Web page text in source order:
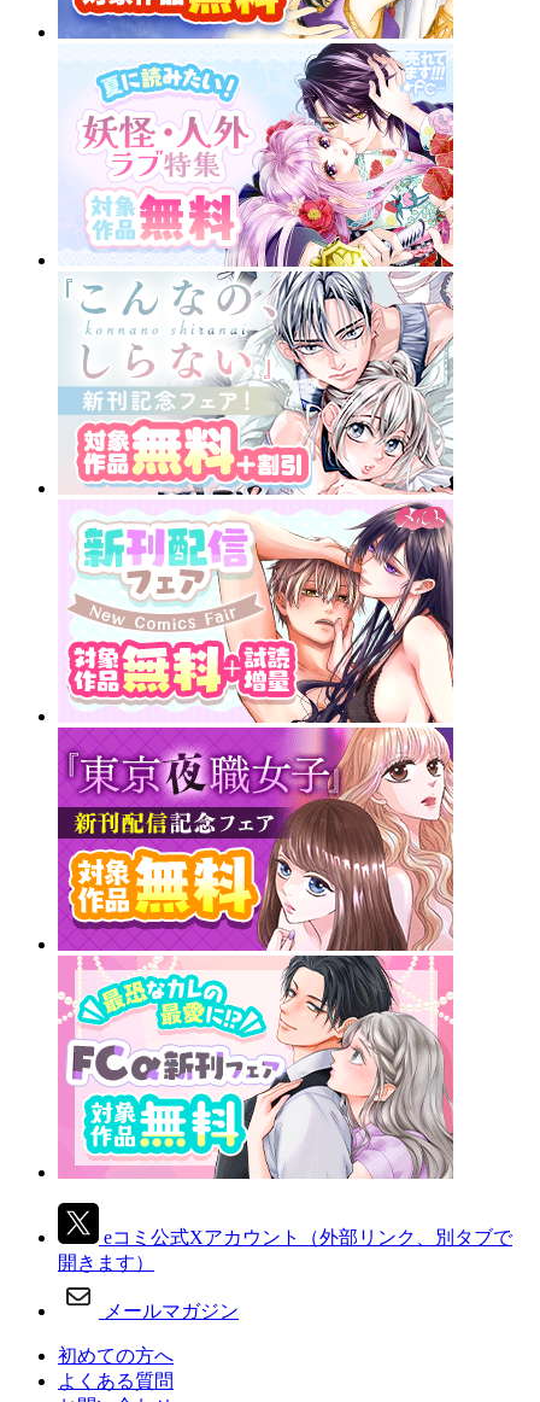
eコミ公式Xアカウント
（外部リンク、別タブで
開きます）
メールマガジン
初めての方へ
よくある質問